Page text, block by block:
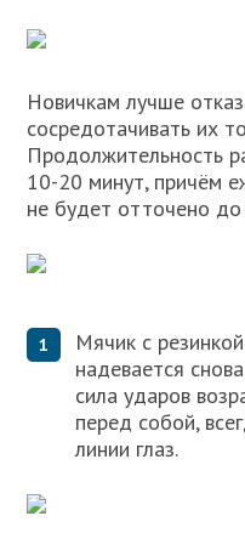
Новичкам лучше
сосредотачивать их
Продолжительность
10-20 минут, причём
не будет отточено до
Мячик с
надевается
сила ударов
перед собой,
линии глаз.